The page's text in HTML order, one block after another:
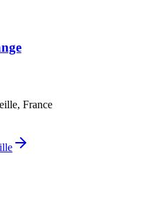
France